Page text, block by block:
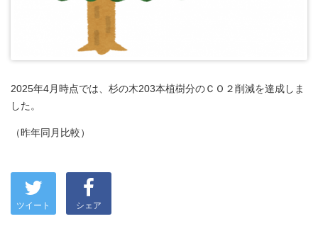
2025年4月時点では、杉の木203本植樹分のＣＯ２削減を達成しま
した。
（昨年同月比較）
ツイート シェア